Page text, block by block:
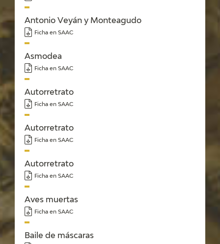
CATÁLOGO
GOYA EN EL MUNDO
GOYA EN ARAGÓN
PREMIO ARAGÓN GOYA
PUBLICACIONES
TIENDA
TIENDA ONLINE
Antonio Veyán y Monteagudo
Ficha en SAAC
Asmodea
Ficha en SAAC
Autorretrato
Ficha en SAAC
Autorretrato
Ficha en SAAC
Autorretrato
Ficha en SAAC
Aves muertas
Ficha en SAAC
Baile de máscaras